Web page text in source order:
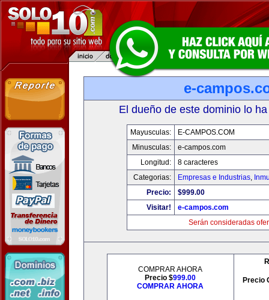
e-
El dueño de este dominio lo
Mayusculas:
E-CAMPOS.COM
Minusculas:
e-campos.com
Longitud:
8 caracteres
Categorias:
Empresas e Industrias,
Precio:
$999.00
Visitar!
e-campos.com
Serán consideradas
COMPRAR AHORA
Precio $999.00
COMPRAR AHORA
Precio